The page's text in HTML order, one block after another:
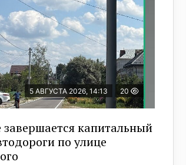
5 АВГУСТА 2026, 14:13 20
завершается капитальный
по улице